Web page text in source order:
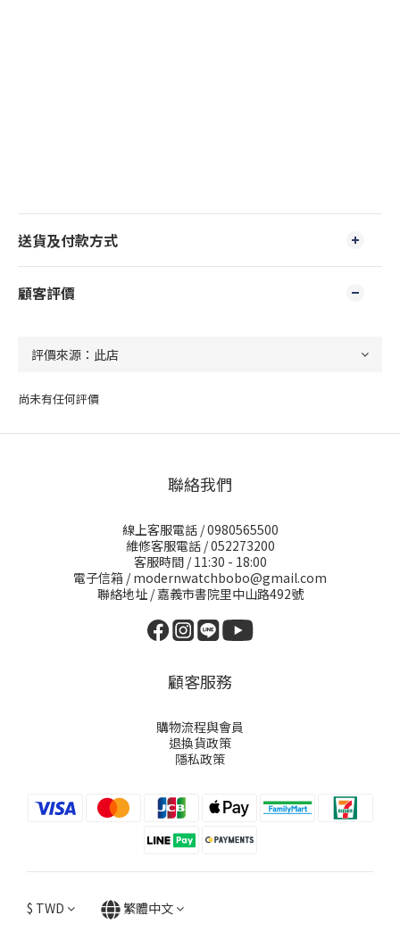
送貨及付款方式
顧客評價
尚未有任何評價
聯絡我們
線上客服電話 / 0980565500
維修客服電話 / 052273200
客服時間 / 11:30 - 18:00
電子信箱 / modernwatchbobo@gmail.com
聯絡地址 / 嘉義市書院里中山路492號
顧客服務
購物流程與會員
退換貨政策
隱私政策
$ TWD 繁體中文